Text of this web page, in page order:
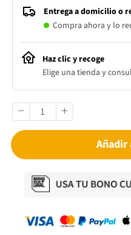
Entrega a domicilio o
Compra ahora y lo
Haz clic y recoge
Elige una tienda y
Añadir